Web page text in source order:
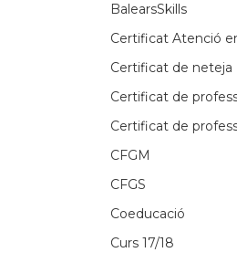
BalearsSkills
Certificat Atenció
Certificat de neteja
Certificat de
Certificat de
CFGM
CFGS
Coeducació
Curs 17/18